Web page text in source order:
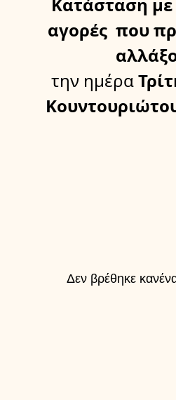
Κατάσταση με
αγορές που
την ημέρα
Δεν βρέθηκε